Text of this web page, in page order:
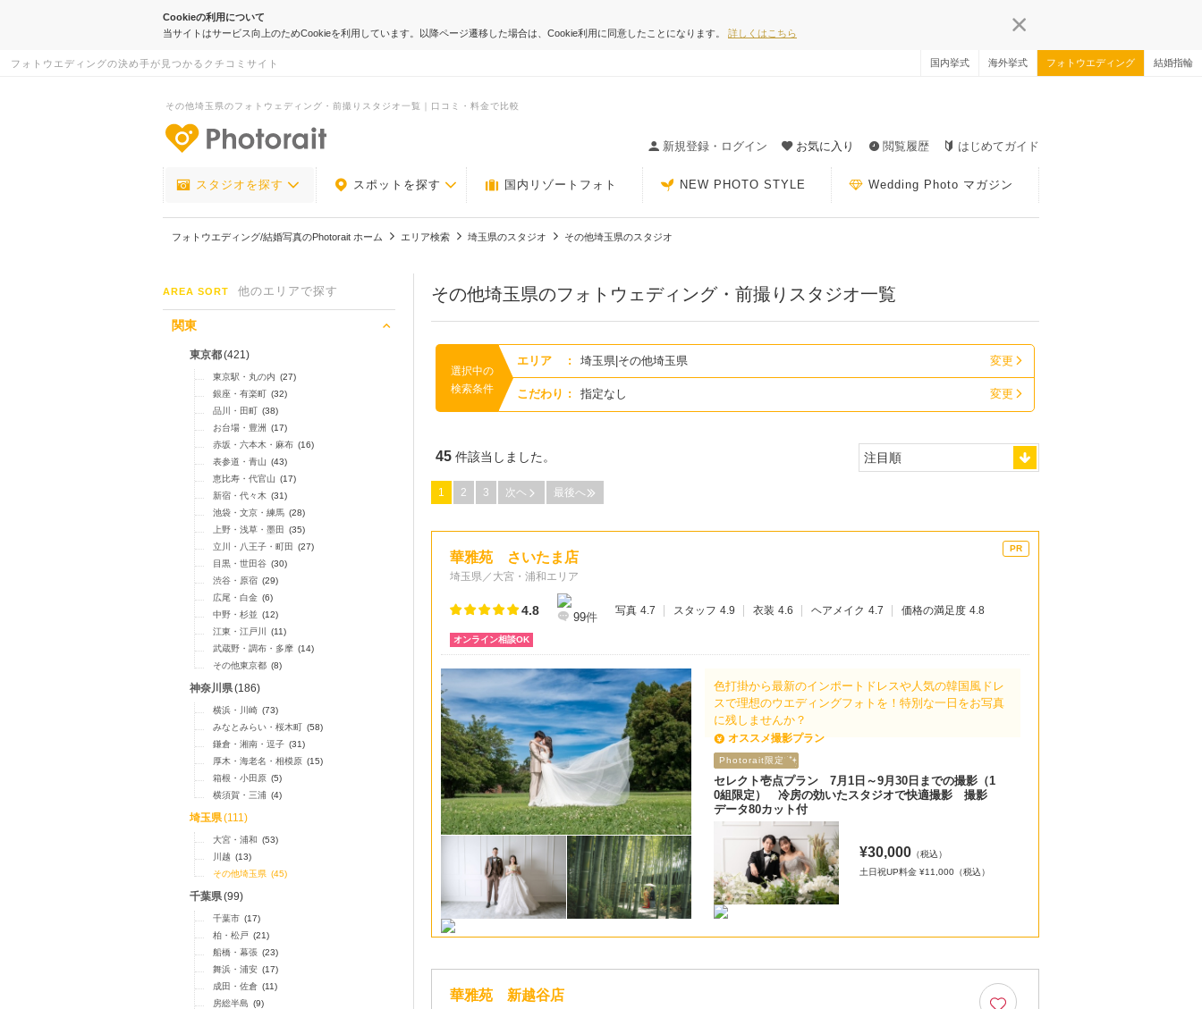
Cookieの利用について
当サイトはサービス向上のためCookieを利用しています。以降ページ遷移した場合は、Cookie利用に同意したことになります。 詳しくはこちら
フォトウエディングの決め手が見つかるクチコミサイト 国内挙式 海外挙式 フォトウエディング 結婚指輪
その他埼玉県のフォトウェディング・前撮りスタジオ一覧｜口コミ・料金で比較
新規登録・ログイン
お気に入り 閲覧履歴 はじめてガイド
スタジオを探す スポットを探す 国内リゾートフォト NEW PHOTO STYLE Wedding Photo マガジン
フォトウエディング/結婚写真のPhotorait ホーム エリア検索 埼玉県のスタジオ その他埼玉県のスタジオ
AREA SORT 他のエリアで探す
関東
東京都(421)
東京駅・丸の内 (27)
銀座・有楽町 (32)
品川・田町 (38)
お台場・豊洲
(17)
赤坂・六本木・麻布 (16)
表参道・青山 (43)
恵比寿・代官山 (17)
新宿・代々木 (31)
池袋・文京・練馬 (28)
上野・浅草・墨田
(35)
立川・八王子・町田
(27)
目黒・世田谷 (30)
渋谷・原宿 (29)
広尾・白金 (6)
中野・杉並 (12)
江東・江戸川
(11)
武蔵野・調布・多摩 (14)
その他東京都 (8)
神奈川県(186)
横浜・川崎 (73)
みなとみらい・桜木町 (58)
鎌倉・湘南・逗子 (31)
厚木・海老名・相模原 (15)
箱根・小田原 (5)
横須賀・三浦 (4)
埼玉県(111)
大宮・浦和 (53)
川越 (13)
その他埼玉県 (45)
千葉県(99)
千葉市 (17)
柏・松戸 (21)
船橋・幕張 (23)
舞浜・浦安 (17)
成田・佐倉 (11)
房総半島 (9)
その他埼玉県のフォトウェディング・前撮りスタジオ一覧
選択中の
検索条件
エリア : 埼玉県|その他埼玉県 変更
こだわり : 指定なし 変更
45 件該当しました。
1 2 3 次ヘ 最後へ
華雅苑 さいたま店
埼玉県／大宮・浦和エリア
4.8 99件 写真 4.7 スタッフ 4.9 衣装 4.6 ヘアメイク 4.7 価格の満足度 4.8
オンライン相談OK
⾊打掛から最新のインポートドレスや人気の韓国⾵ドレ
スで理想のウエディングフォトを！特別な一日をお写真
に残しませんか？
オススメ撮影プラン
Photorait限定
セレクト壱点プラン 7月1日～9月30日までの撮影（1
0組限定） 冷房の効いたスタジオで快適撮影 撮影
データ80カット付
¥30,000 （税込）
土日祝UP料金 ¥11,000（税込）
華雅苑 新越谷店